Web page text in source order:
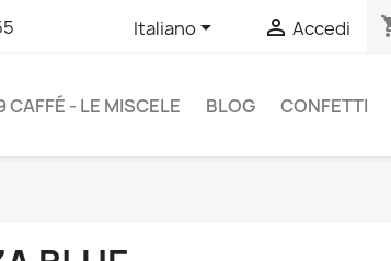
Italiano  Accedi
CAFFÉ - LE MISCELE BLOG CONFETTI